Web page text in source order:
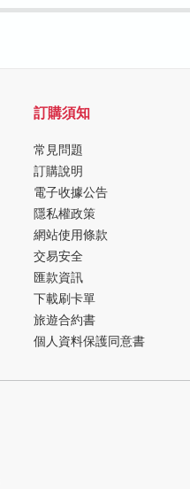
訂購須知
常見問題
訂購說明
電子收據公告
隱私權政策
網站使用條款
交易安全
匯款資訊
下載刷卡單
旅遊合約書
個人資料保護同意書